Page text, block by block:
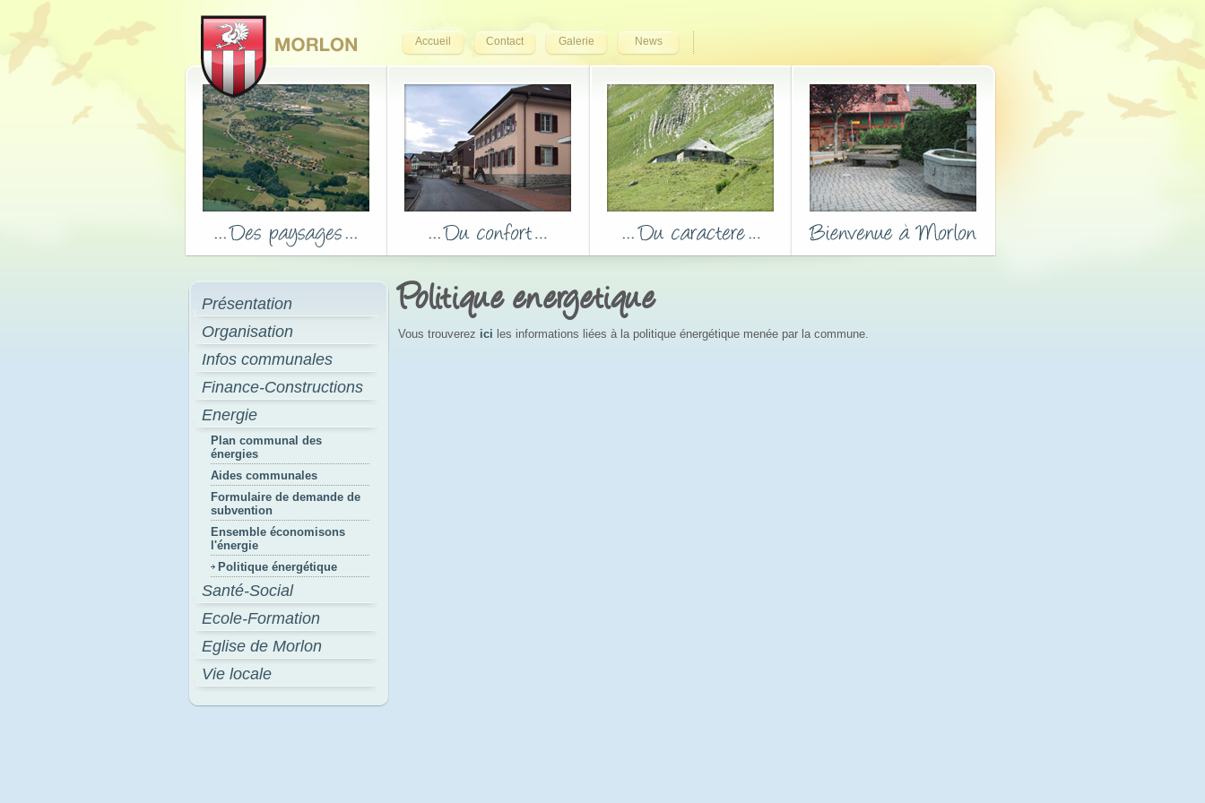
Accueil Contact Galerie News
Présentation
Organisation
Infos communales
Finance-Constructions
Energie
Plan communal des
énergies
Aides communales
Formulaire de demande de
subvention
Ensemble économisons
l'énergie
Politique énergétique
Santé-Social
Ecole-Formation
Eglise de Morlon
Vie locale
Politique energetique
Vous trouverez ici les informations liées à la politique énergétique menée par la commune.